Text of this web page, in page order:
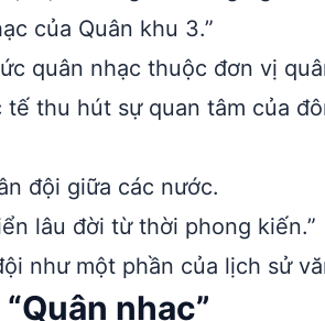
của Quân khu 3.”
quân nhạc thuộc đơn vị
thu hút sự quan tâm của
đội giữa các nước.
lâu đời từ thời phong kiến.”
như một phần của lịch sử
nhạc”